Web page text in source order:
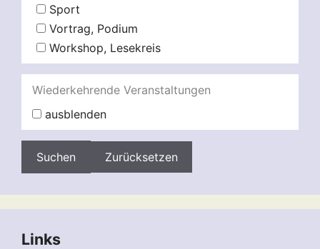
Sport
Vortrag, Podium
Workshop, Lesekreis
Wiederkehrende Veranstaltungen
ausblenden
Zurücksetzen
Links